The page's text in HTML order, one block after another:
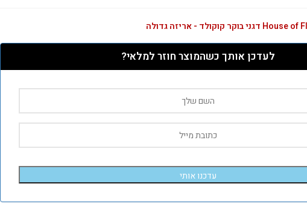
לעדכן אותך כשהמוצר חוזר למלאי?
עדכנו אותי